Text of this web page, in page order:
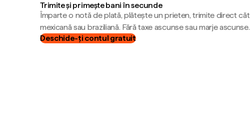
Trimite și primește bani în secunde
Împarte o notă de plată, plătește un prieten, trimite direct
mexicană sau braziliană. Fără taxe ascunse sau marje ascunse.
Deschide-ți contul gratuit